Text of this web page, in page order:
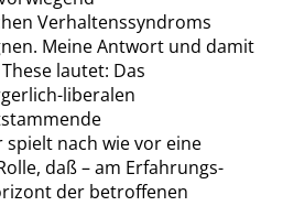
Verhaltenssyndroms
Meine Antwort und damit
lautet: Das
liberalen
nach wie vor eine
daß – am Erfahrungs-
der betroffenen